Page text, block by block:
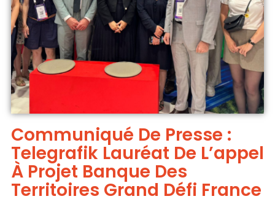
Communiqué De Presse :
Telegrafik Lauréat De L’appel
À Projet Banque Des
Territoires Grand Défi France